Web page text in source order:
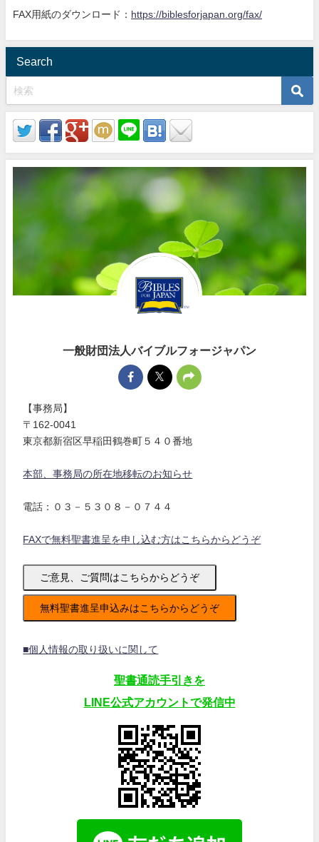
FAX用紙のダウンロード： https://biblesforjapan.org/fax/
Search
一般財団法人バイブルフォージャパン
【事務局】
〒162-0041
東京都新宿区早稲田鶴巻町５４０番地
本部、事務局の所在地移転のお知らせ
電話：０３－５３０８－０７４４
FAXで無料聖書進呈を申し込む方はこちらからどうぞ
ご意見、ご質問はこちらからどうぞ
無料聖書進呈申込みはこちらからどうぞ
■個人情報の取り扱いに関して
聖書通読手引きを
LINE公式アカウントで発信中